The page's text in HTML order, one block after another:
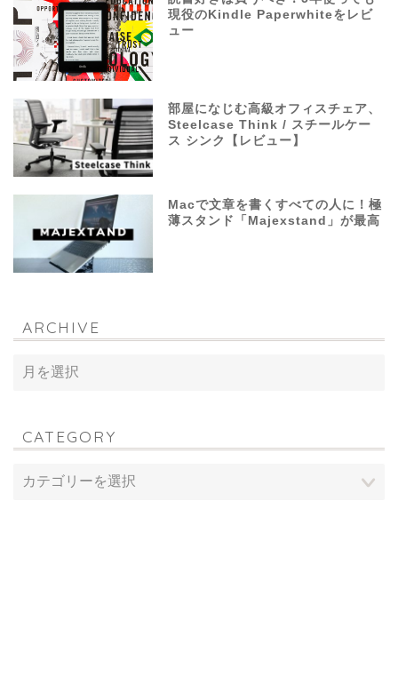
現役のKindle Paperwhiteをレビ
ュー
部屋になじむ高級オフィスチェア、
Steelcase Think / スチールケー
ス シンク【レビュー】
Macで文章を書くすべての人に！極
薄スタンド「Majexstand」が最高
ARCHIVE
CATEGORY